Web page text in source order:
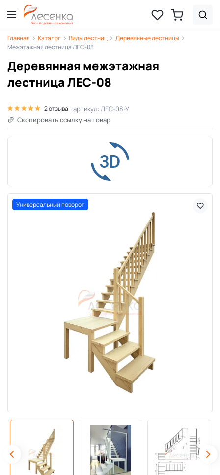
Главная Каталог Виды лестниц
Деревянные лестницы
Межэтажная лестница ЛЕС-08
Деревянная межэтажная
лестница ЛЕС-08
2 отзыва
артикул: ЛЕС-08-У.
Скопировать ссылку на товар
Универсальный поворот